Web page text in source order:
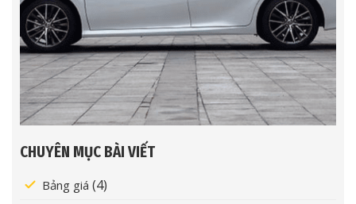
CHUYÊN MỤC BÀI VIẾT
Bảng giá (4)